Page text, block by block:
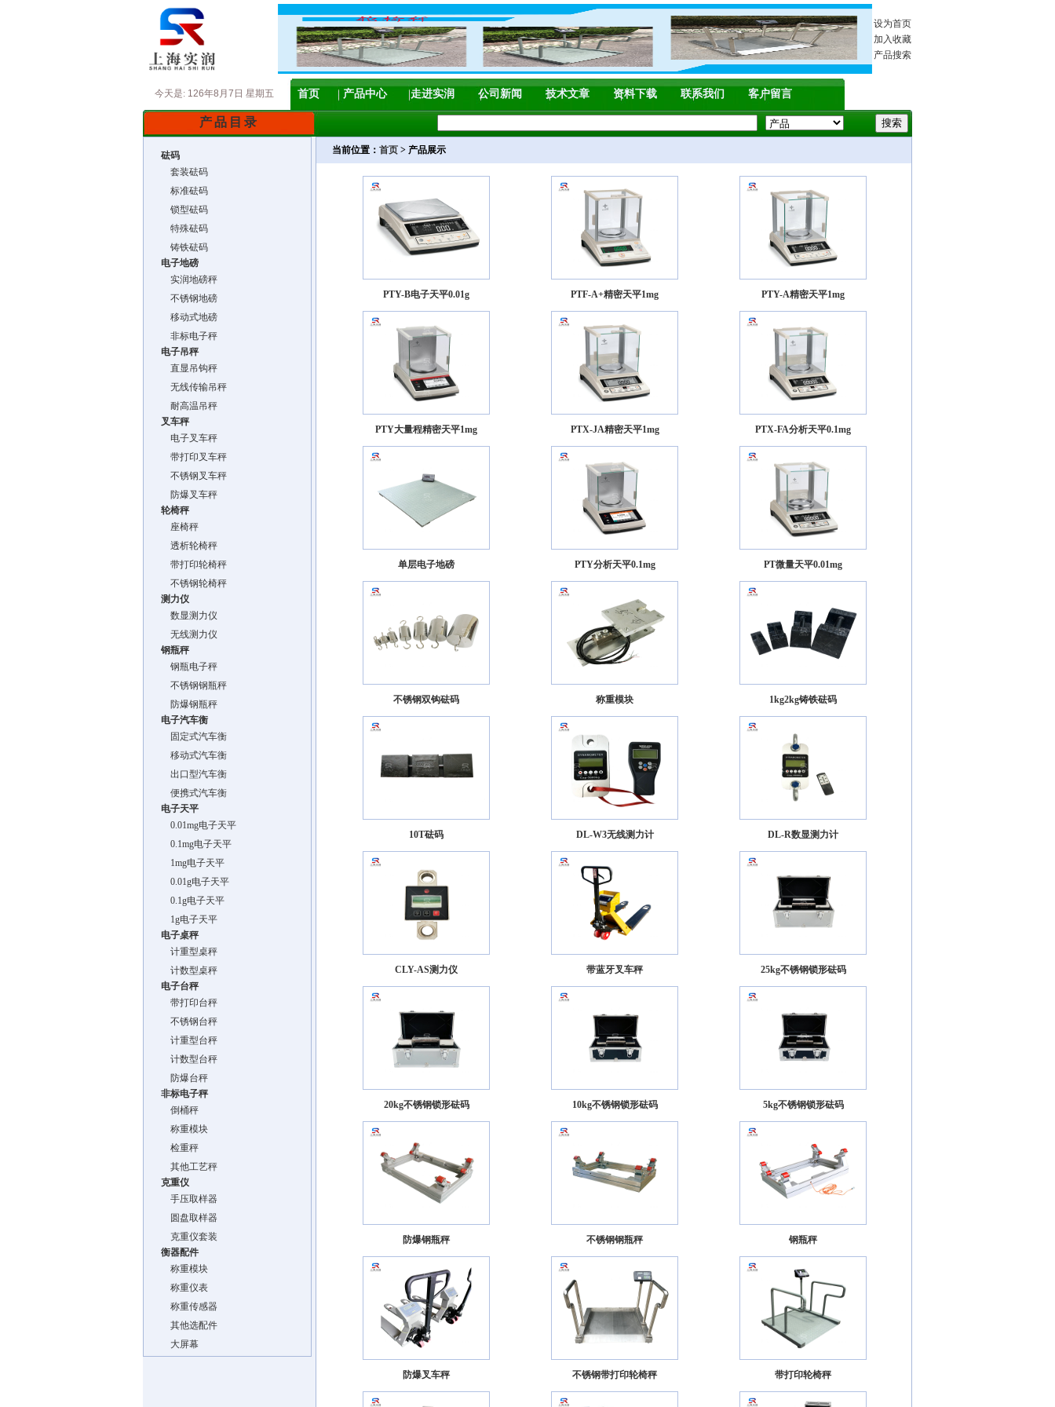
设为首页
加入收藏
产品搜索
今天是: 126年8月7日 星期五 首页 产品中心 走进实润 公司新闻 技术文章 资料下载 联系我们 客户留言
产品目录
砝码
套装砝码
标准砝码
锁型砝码
特殊砝码
铸铁砝码
电子地磅
实润地磅秤
不锈钢地磅
移动式地磅
非标电子秤
电子吊秤
直显吊钩秤
无线传输吊秤
耐高温吊秤
叉车秤
电子叉车秤
带打印叉车秤
不锈钢叉车秤
防爆叉车秤
轮椅秤
座椅秤
透析轮椅秤
带打印轮椅秤
不锈钢轮椅秤
测力仪
数显测力仪
无线测力仪
钢瓶秤
钢瓶电子秤
不锈钢钢瓶秤
防爆钢瓶秤
电子汽车衡
固定式汽车衡
移动式汽车衡
出口型汽车衡
便携式汽车衡
电子天平
0.01mg电子天平
0.1mg电子天平
1mg电子天平
0.01g电子天平
0.1g电子天平
1g电子天平
电子桌秤
计重型桌秤
计数型桌秤
电子台秤
带打印台秤
不锈钢台秤
计重型台秤
计数型台秤
防爆台秤
非标电子秤
倒桶秤
称重模块
检重秤
其他工艺秤
克重仪
手压取样器
圆盘取样器
克重仪套装
衡器配件
称重模块
称重仪表
称重传感器
其他选配件
大屏幕
当前位置： 首页 > 产品展示
PTY-B电子天平0.01g PTF-A+精密天平1mg PTY-A精密天平1mg
PTY大量程精密天平1mg PTX-JA精密天平1mg PTX-FA分析天平0.1mg
单层电子地磅 PTY分析天平0.1mg PT微量天平0.01mg
不锈钢双钩砝码 称重模块 1kg2kg铸铁砝码
10T砝码 DL-W3无线测力计 DL-R数显测力计
CLY-AS测力仪 带蓝牙叉车秤 25kg不锈钢锁形砝码
20kg不锈钢锁形砝码 10kg不锈钢锁形砝码 5kg不锈钢锁形砝码
防爆钢瓶秤 不锈钢钢瓶秤 钢瓶秤
防爆叉车秤 不锈钢带打印轮椅秤 带打印轮椅秤